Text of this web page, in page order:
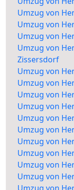
Umzug von
Umzug von
Umzug von
Umzug von
Zissersdorf
Umzug von
Umzug von
Umzug von
Umzug von
Umzug von
Umzug von
Umzug von
Umzug von
Umzug von
Umzug von